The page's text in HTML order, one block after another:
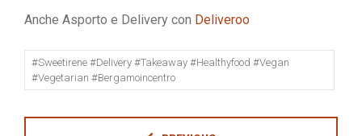
Anche Asporto e Delivery con Deliveroo
#sweetirene #delivery #takeaway #healthyfood #vegan
#vegetarian #bergamoincentro